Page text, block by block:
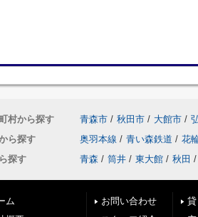
村から探す 青森市 / 秋田市 / 大館市 /
ら探す
奥羽本線 / 青い森鉄道 / 花
探す
青森 / 筒井 / 東大館 / 秋田 /
ム
お問い合わせ